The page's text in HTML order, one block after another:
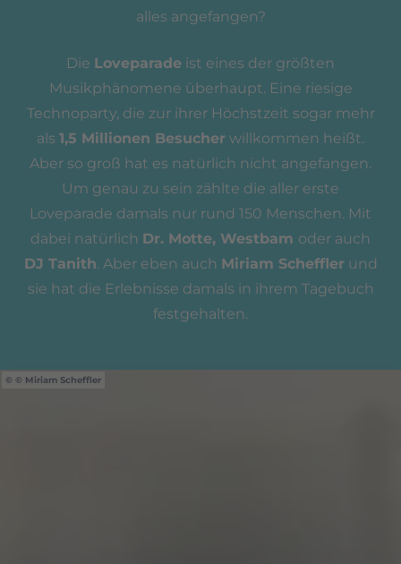
alles angefangen?
Die Loveparade ist eines der größten
Musikphänomene überhaupt. Eine riesige
Technoparty, die zur ihrer Höchstzeit sogar mehr
als 1,5 Millionen Besucher willkommen heißt.
Aber so groß hat es natürlich nicht angefangen.
Um genau zu sein zählte die aller erste
Loveparade damals nur rund 150 Menschen. Mit
dabei natürlich Dr. Motte, Westbam oder auch
DJ Tanith. Aber eben auch Miriam Schefflerund
sie hat die Erlebnisse damals in ihrem Tagebuch
festgehalten.
© Miriam Scheffler